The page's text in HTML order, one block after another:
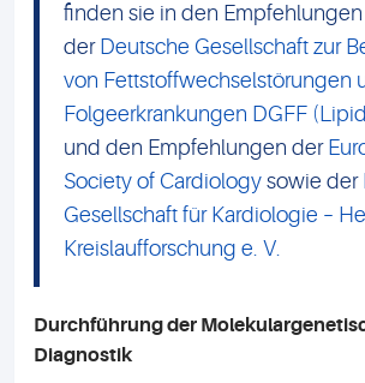
finden sie in den Empfehlungen
der Deutsche Gesellschaft zur
von Fettstoffwechselstörungen
Folgeerkrankungen DGFF
und den Empfehlungen der
Society of Cardiology sowie der
Gesellschaft für Kardiologie –
Kreislaufforschung e. V.
Durchführung der
Diagnostik